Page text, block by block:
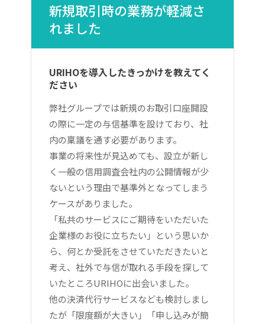
新規取引時の業務が軽減さ
れました
URIHOを導入したきっかけを教えてく
ださい
弊社グループでは新規のお取引口座開設
の際に一定の与信基準を設けており、社
内の稟議を通す必要があります。
事業の将来性が見込めても、設立が新し
く一般の信用調査会社内の公開情報が少
ないという理由で基準外となってしまう
ケースがありました。
「私共のサービスにご期待をいただいた
企業様のお役に立ちたい」という思いか
ら、何とか受託をさせていただきたいと
考え、社外で与信が取れる手段を探して
いたところURIHOに出会いました。
他の決済代行サービスなども検討しまし
たが「限度額が大きい」「申し込みが簡